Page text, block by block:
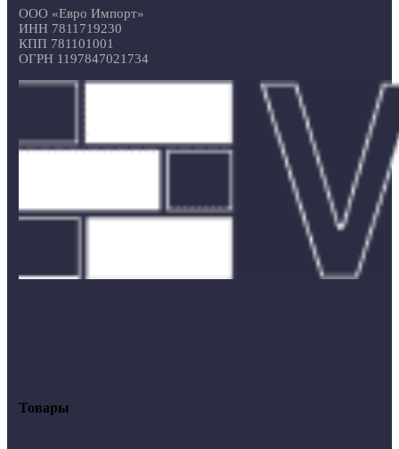
ООО «Евро Импорт»
ИНН 7811719230
КПП 781101001
ОГРН 1197847021734
Товары